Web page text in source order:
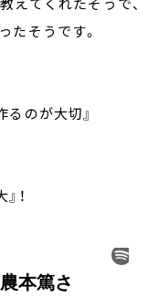
たそうです。
のが大切』
！